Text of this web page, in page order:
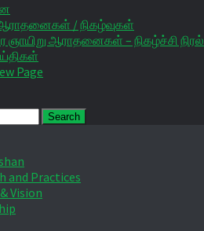
/ நிகழ்வுகள்
ஞாயிறு ஆராதனைகள் – நிகழ்ச்சி நிரல்
Page
and Practices
Vision